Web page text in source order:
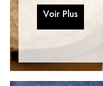
Voir Plus
Voir Plus